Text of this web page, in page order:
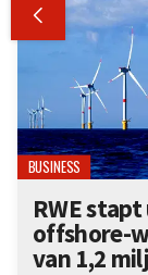

BUSINESS
RWE
offshore-
van 1,2